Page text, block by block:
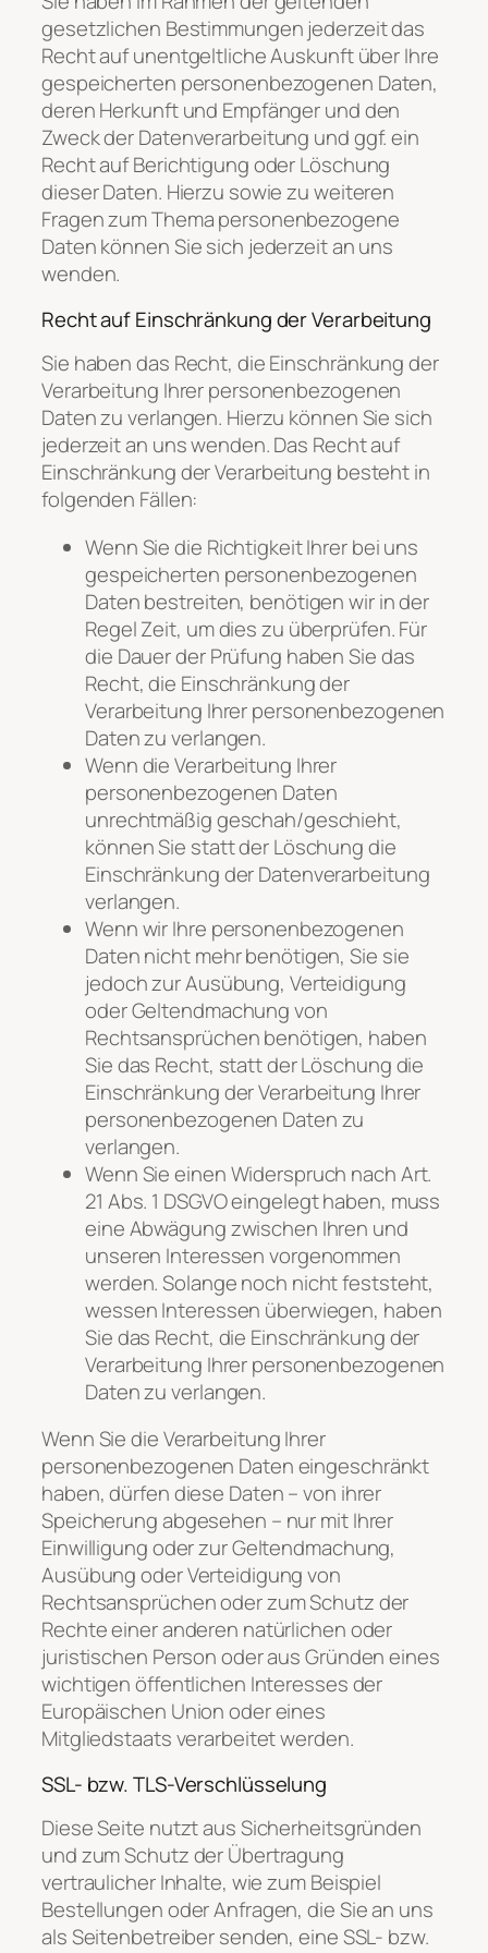
gesetzlichen Bestimmungen jederzeit das
Recht auf unentgeltliche Auskunft über Ihre
gespeicherten personenbezogenen Daten,
deren Herkunft und Empfänger und den
Zweck der Datenverarbeitung und ggf. ein
Recht auf Berichtigung oder Löschung
dieser Daten. Hierzu sowie zu weiteren
Fragen zum Thema personenbezogene
Daten können Sie sich jederzeit an uns
wenden.
Recht auf Einschränkung der Verarbeitung
Sie haben das Recht, die Einschränkung der
Verarbeitung Ihrer personenbezogenen
Daten zu verlangen. Hierzu können Sie sich
jederzeit an uns wenden. Das Recht auf
Einschränkung der Verarbeitung besteht in
folgenden Fällen:
Wenn Sie die Richtigkeit Ihrer bei uns
gespeicherten personenbezogenen
Daten bestreiten, benötigen wir in der
Regel Zeit, um dies zu überprüfen. Für
die Dauer der Prüfung haben Sie das
Recht, die Einschränkung der
Verarbeitung Ihrer personenbezogenen
Daten zu verlangen.
Wenn die Verarbeitung Ihrer
personenbezogenen Daten
unrechtmäßig geschah/geschieht,
können Sie statt der Löschung die
Einschränkung der Datenverarbeitung
verlangen.
Wenn wir Ihre personenbezogenen
Daten nicht mehr benötigen, Sie sie
jedoch zur Ausübung, Verteidigung
oder Geltendmachung von
Rechtsansprüchen benötigen, haben
Sie das Recht, statt der Löschung die
Einschränkung der Verarbeitung Ihrer
personenbezogenen Daten zu
verlangen.
Wenn Sie einen Widerspruch nach Art.
21 Abs. 1 DSGVO eingelegt haben, muss
eine Abwägung zwischen Ihren und
unseren Interessen vorgenommen
werden. Solange noch nicht feststeht,
wessen Interessen überwiegen, haben
Sie das Recht, die Einschränkung der
Verarbeitung Ihrer personenbezogenen
Daten zu verlangen.
Wenn Sie die Verarbeitung Ihrer
personenbezogenen Daten eingeschränkt
haben, dürfen diese Daten – von ihrer
Speicherung abgesehen – nur mit Ihrer
Einwilligung oder zur Geltendmachung,
Ausübung oder Verteidigung von
Rechtsansprüchen oder zum Schutz der
Rechte einer anderen natürlichen oder
juristischen Person oder aus Gründen eines
wichtigen öffentlichen Interesses der
Europäischen Union oder eines
Mitgliedstaats verarbeitet werden.
SSL- bzw. TLS-Verschlüsselung
Diese Seite nutzt aus Sicherheitsgründen
und zum Schutz der Übertragung
vertraulicher Inhalte, wie zum Beispiel
Bestellungen oder Anfragen, die Sie an uns
als Seitenbetreiber senden, eine SSL- bzw.